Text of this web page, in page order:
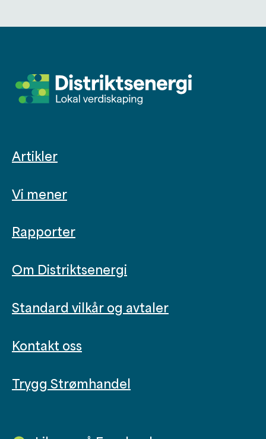
Artikler
Vi mener
Rapporter
Om Distriktsenergi
Standard vilkår og avtaler
Kontakt oss
Trygg Strømhandel